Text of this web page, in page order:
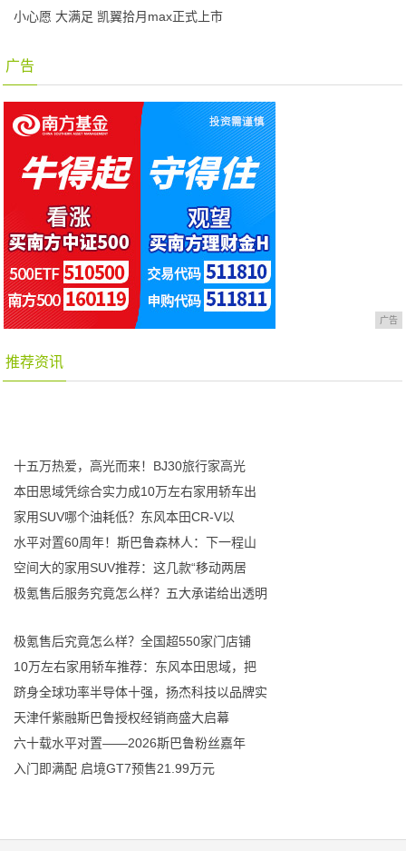
小心愿 大满足 凯翼拾月max正式上市
广告
广告
推荐资讯
十五万热爱，高光而来！BJ30旅行家高光
本田思域凭综合实力成10万左右家用轿车出
家用SUV哪个油耗低？东风本田CR-V以
水平对置60周年！斯巴鲁森林人：下一程山
空间大的家用SUV推荐：这几款“移动两居
极氪售后服务究竟怎么样？五大承诺给出透明
极氪售后究竟怎么样？全国超550家门店铺
10万左右家用轿车推荐：东风本田思域，把
跻身全球功率半导体十强，扬杰科技以品牌实
天津仟紫融斯巴鲁授权经销商盛大启幕
六十载水平对置——2026斯巴鲁粉丝嘉年
入门即满配 启境GT7预售21.99万元